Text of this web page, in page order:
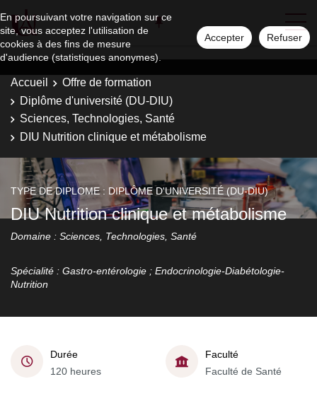
En poursuivant votre navigation sur ce
site, vous acceptez l'utilisation de
cookies à des fins de mesure
d'audience (statistiques anonymes).
Accepter Refuser
Accueil
Offre de formation
Diplôme d'université (DU-DIU)
Sciences, Technologies, Santé
DIU Nutrition clinique et métabolisme
TYPE DE DIPLOME : DIPLÔME D'UNIVERSITÉ (DU-DIU)
DIU Nutrition clinique et métabolisme
Domaine : Sciences, Technologies, Santé
Spécialité : Gastro-entérologie ; Endocrinologie-Diabétologie-
Nutrition
Durée
120 heures
Faculté
Faculté de Santé